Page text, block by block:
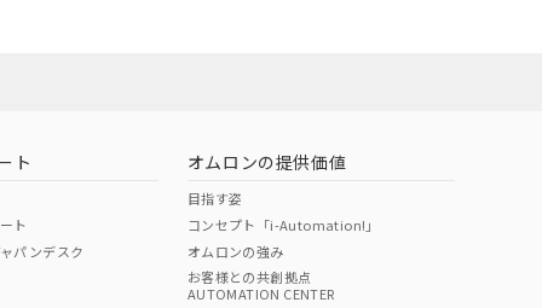
ト
ト
パンデスク
オムロンの提供価値
目指す姿
コンセプト「i-Automation!」
オムロンの強み
お客様との共創拠点
AUTOMATION CENTER